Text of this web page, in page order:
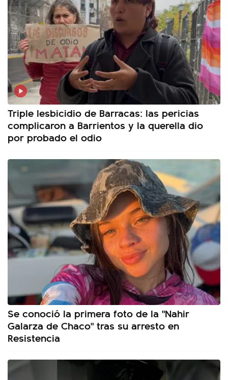
Triple lesbicidio de Barracas: las pericias
complicaron a Barrientos y la querella dio
por probado el odio
Se conoció la primera foto de la "Nahir
Galarza de Chaco" tras su arresto en
Resistencia